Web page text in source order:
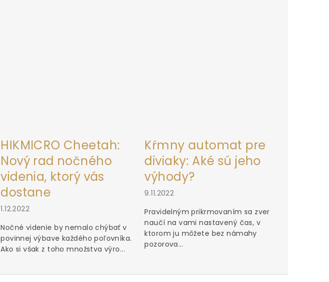
HIKMICRO Cheetah:
Nový rad nočného
videnia, ktorý vás
dostane
1.12.2022
Nočné videnie by nemalo chýbať v
povinnej výbave každého poľovníka.
Ako si však z toho množstva výro...
Kŕmny automat pre
diviaky: Aké sú jeho
výhody?
9.11.2022
Pravidelným prikrmovaním sa zver
naučí na vami nastavený čas, v
ktorom ju môžete bez námahy
pozorova...